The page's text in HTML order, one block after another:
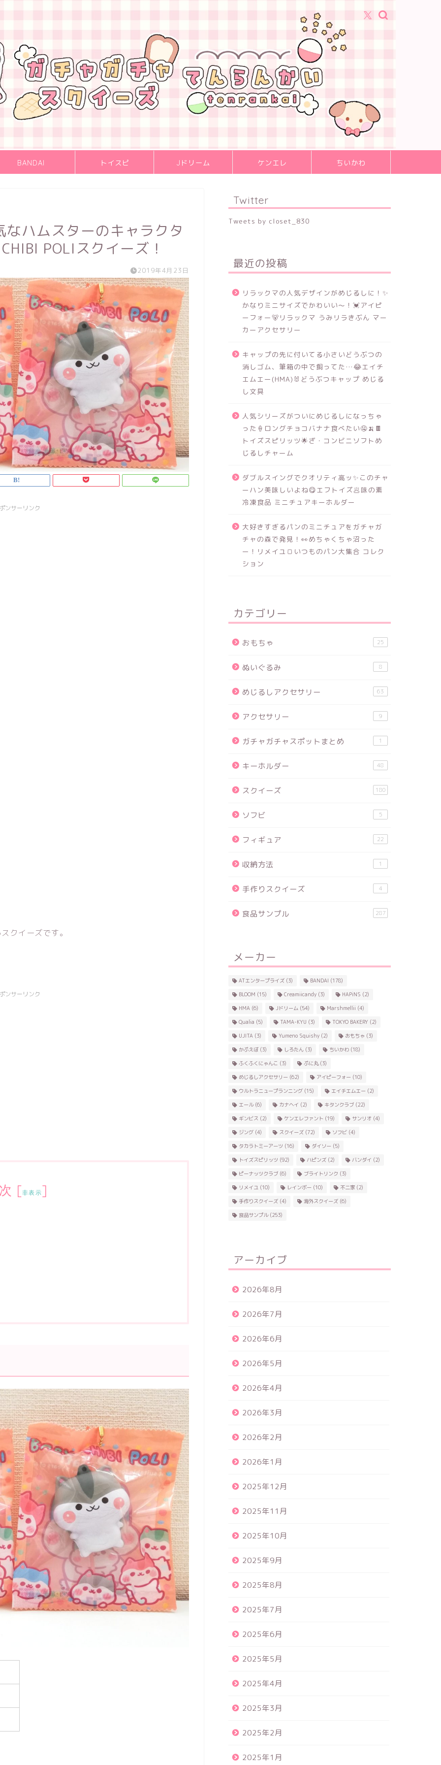
BANDAI トイスピ Jドリーム ケンエレ ちいかわ
ハムスターのキャラクタ
POLIスクイーズ！
2019年4月23日
ンサーリンク
クイーズです。
ンサーリンク
[非表示]
Twitter
Tweets by closet_830
最近の投稿
リラックマの人気デザインがめじるしに！✨
かなりミニサイズでかわいい～！💓アイピ
ーフォー🐻リラックマ うみリラきぶん マー
カーアクセサリー
キャップの先に付いてる小さいどうぶつの
消しゴム、筆箱の中で飼ってた…😂エイチ
エムエー(HMA)🐰どうぶつキャップ めじる
し文具
人気シリーズがついにめじるしになっちゃ
った🍦ロングチョコバナナ食べたい🤤🍌🍫
トイズスピリッツ🌟ざ・コンビニソフトめ
じるしチャーム
ダブルスイングでクオリティ高ッ✨このチャ
ーハン美味しいよね😋エフトイズ🥟味の素
冷凍食品 ミニチュアキーホルダー
大好きすぎるパンのミニチュアをガチャガ
チャの森で発見！👀めちゃくちゃ沼った
ー！リメイユ🍞いつものパン大集合 コレク
ション
カテゴリー
おもちゃ 25
ぬいぐるみ 8
めじるしアクセサリー 63
アクセサリー 9
ガチャガチャスポットまとめ 1
キーホルダー 48
スクイーズ 180
ソフビ 5
フィギュア 22
収納方法 1
手作りスクイーズ 4
食品サンプル 287
メーカー
ATエンタープライズ(3) BANDAI (178)
BLOOM (15) Creamiicandy(3) HAPiNS (2)
HMA(6) Jドリーム(54) Marshmellii (4)
Qualia (5) TAMA-KYU (3) TOKYO BAKERY(2)
UJITA(3) Yumeno Squishy(2) おもちゃ (3)
かぷえぼ(3) しろたん(3) ちいかわ(18)
ふくふくにゃんこ (3) ぷに丸(3)
めじるしアクセサリー(62) アイピーフォー(10)
ウルトラニュープランニング(15) エイチエムエー(2)
エール(6) カナヘイ (2) キタンクラブ(22)
ギンビス (2) ケンエレファント(19) サンリオ(4)
ジング(4) スクイーズ(72) ソフビ(4)
タカラトミーアーツ (16) ダイソー(5)
トイズスピリッツ (92) ハピンズ(2) バンダイ (2)
ピーナッツクラブ(6) ブライトリンク (3)
リメイユ(10) レインボー(10) 不二家(2)
手作りスクイーズ(4) 海外スクイーズ(6)
食品サンプル(253)
アーカイブ
2026年8月
2026年7月
2026年6月
2026年5月
2026年4月
2026年3月
2026年2月
2026年1月
2025年12月
2025年11月
2025年10月
2025年9月
2025年8月
2025年7月
2025年6月
2025年5月
2025年4月
2025年3月
2025年2月
2025年1月